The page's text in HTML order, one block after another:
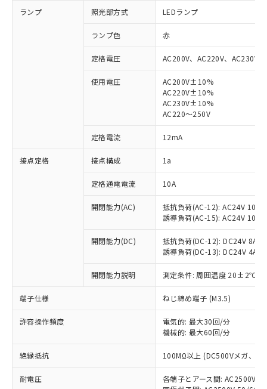
ランプ 照光部方式 LEDランプ
ランプ色 赤
定格電圧 AC200V、AC220V、AC230V
使用電圧
AC200V±10%
AC220V±10%
AC230V±10%
AC220～250V
定格電流 12mA
接点定格 接点構成 1a
定格通電電流 10A
開閉能力(AC)
抵抗負荷(AC-12): AC24V 10A/
誘導負荷(AC-15): AC24V
開閉能力(DC)
抵抗負荷(DC-12): DC24V 8A/
誘導負荷(DC-13): DC24V 4A/
開閉能力説明 測定条件: 周囲温度 20±2℃、
端子仕様 ねじ締め端子 (M3.5)
許容操作頻度
電気的: 最大30回/分
機械的: 最大60回/分
絶縁抵抗 100MΩ以上 (DC500Vメガ、点
耐電圧
各端子とアース間: AC2500V
ご利用条件
以下の条件をお読みいただき、同意のうえ
本サービスは、当社制御機器事業取扱
商品の当社在庫状況および標準価格
(税抜)を提供させていただくもので
当社制御機器事業取扱商品の中には、
本サービスの対象外となる商品もある
ことをご了承ください。
在庫状況および標準価格照会結果は、
記載している更新日時点での社内デー
タに基づき作成されるものであり、閲
準価格とは異なる場合があることをご
対応済み：EU RoHS指令（10物質）の
非含有に対応した製品が提供可能な商品で
対応予定：EU RoHS指令（10物質）の非含
有に対応した製品に切り替える予定のある
対応予定なし：EU RoHS指令（10物質）の
非含有に非対応の商品で、対応品を出す予
調査・確認中：EU RoHS指令（10物質）の
非含有の対応状況を調査中または確認中の
非該当品：ライセンス料など無形物で、有
害物質有無と関係のない商品です。
仕入先様の事情により、非含有部品として
いたものが、含有品と判明した場合などや
むを得ず変更することがあります。
*EU RoHS指令（10物質）：
鉛(Pb) 1000ppm以下、 水銀(Hg) 1000ppm以下、 カド
六価クロム(Cr(Ⅵ)) 1000ppm以下、ポリ臭化ビフェニル
「○」：最大均質材料含有率が中国RoHSの
基準値以下であることを示します。
「×」：最大均質材料含有率が中国RoHSの
基準値を超えていることを示します。
「－」：未確認です。当社販売部門へお問
当社は、これら貴社製品のうち、外国
為替および外国貿易法に定める商品
（以下｢規制貨物等」という）を輸出
または国外への提供する場合は、日本
国政府の輸出許可(または役務取引許
可)を取得するなどの必要な手続きを